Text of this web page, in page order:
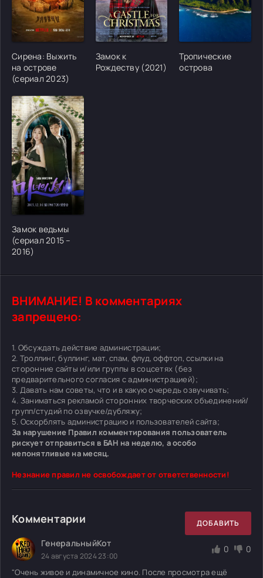
[/xfgiven_cvh_poster_urlcvh_poster_url]
Сирена: Выжить
на острове
(сериал 2023)
[/xfgiven_cvh_poster_urlcvh_poster_url]
Замок к
Рождеству (2021)
Тропические
острова
[/xfgiven_cvh_poster_urlcvh_poster_url]
Замок ведьмы
(сериал 2015 –
2016)
ВНИМАНИЕ! В комментариях
запрещено:
1. Обсуждать действие администрации;
2. Троллинг, буллинг, мат, спам, флуд, оффтоп, ссылки на
сторонние сайты и/или группы в соцсетях (без
предварительного согласия с администрацией);
3. Давать нам советы, что и в какую очередь озвучивать;
4. Заниматься рекламой сторонних творческих объединений/
групп/студий по озвучке/дубляжу;
5. Оскорблять администрацию и пользователей сайта;
За нарушение Правил комментирования пользователь
рискует отправиться в БАН на неделю, а особо
непонятливые на месяц.
Незнание правил не освобождает от ответственности!
Комментарии ДОБАВИТЬ
ГенеральныйКот
24 августа 2024 23:00
0 0
"Очень живое и динамичное кино. После просмотра ещё